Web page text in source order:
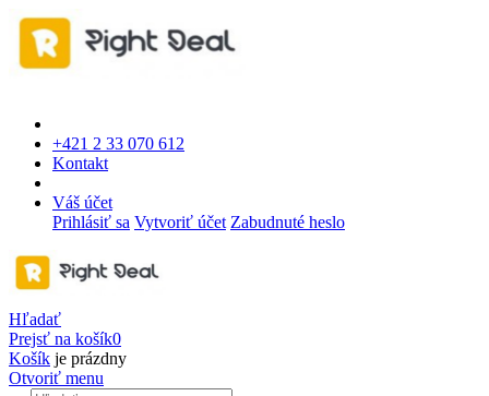
+421 2 33 070 612
Kontakt
Váš účet
Prihlásiť sa Vytvoriť účet Zabudnuté heslo
Hľadať
Prejsť na košík0
Košík je prázdny
Otvoriť menu